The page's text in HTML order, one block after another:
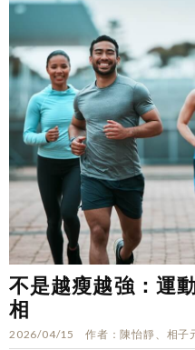
不是越瘦越強：運
相
2026/04/15 作者 陳怡靜、相子